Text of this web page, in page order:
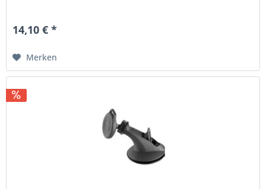
14,10 € *
Merken